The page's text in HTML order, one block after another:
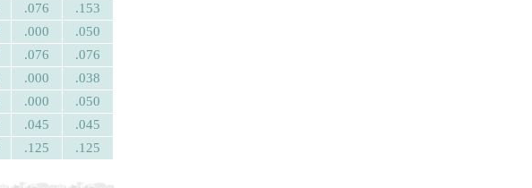
.076 .153
.000 .050
.076 .076
.000 .038
.000 .050
.045 .045
.125 .125